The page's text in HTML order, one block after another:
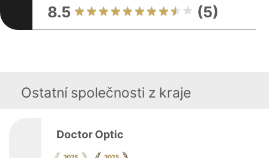
8.5 (5)
Ostatní společnosti z kraje
Doctor Optic